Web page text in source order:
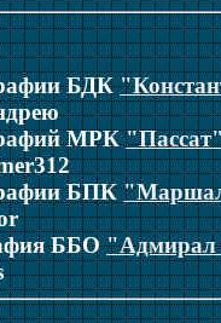
БДК
МРК
БПК
ББО